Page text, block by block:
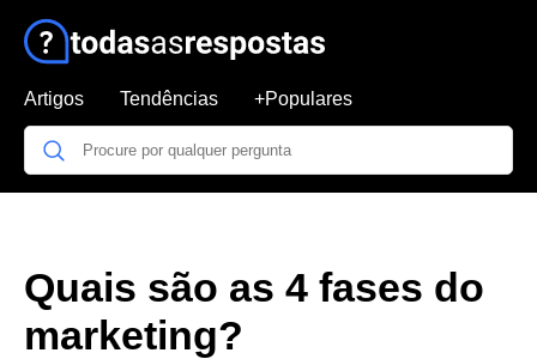
Artigos Tendências +Populares
Quais são as 4 fases do
marketing?